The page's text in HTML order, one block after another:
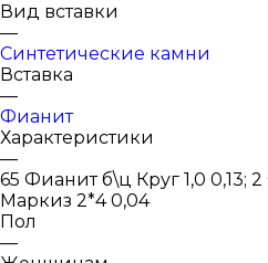
Вид вставки
—
Синтетические камни
Вставка
—
Фианит
Характеристики
—
65 Фианит б\ц Круг 1,0 0,13;
Маркиз 2*4 0,04
Пол
—